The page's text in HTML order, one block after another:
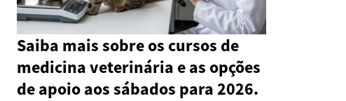
Saiba mais sobre os cursos de
medicina veterinária e as opções
de apoio aos sábados para 2026.